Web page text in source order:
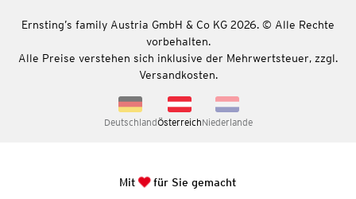
Ernsting’s family Austria GmbH & Co KG 2026. © Alle Rechte
vorbehalten.
Alle Preise verstehen sich inklusive der Mehrwertsteuer, zzgl.
Versandkosten.
DeutschlandÖsterreichNiederlande
Mit für Sie gemacht